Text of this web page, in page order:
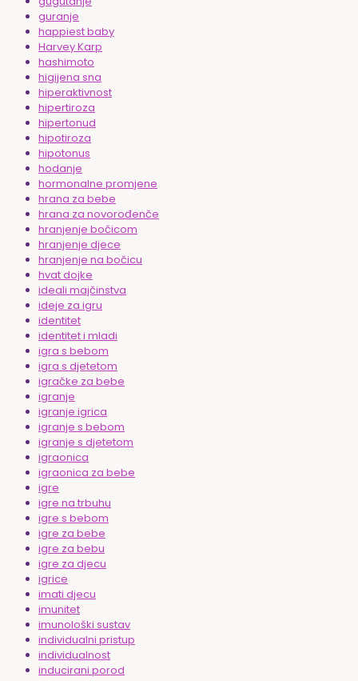
guranje
happiest baby
Harvey Karp
hashimoto
higijena sna
hiperaktivnost
hipertiroza
hipertonud
hipotiroza
hipotonus
hodanje
hormonalne promjene
hrana za bebe
hrana za novorođenče
hranjenje bočicom
hranjenje djece
hranjenje na bočicu
hvat dojke
ideali majčinstva
ideje za igru
identitet
identitet i mladi
igra s bebom
igra s djetetom
igračke za bebe
igranje
igranje igrica
igranje s bebom
igranje s djetetom
igraonica
igraonica za bebe
igre
igre na trbuhu
igre s bebom
igre za bebe
igre za bebu
igre za djecu
igrice
imati djecu
imunitet
imunološki sustav
individualni pristup
individualnost
inducirani porod